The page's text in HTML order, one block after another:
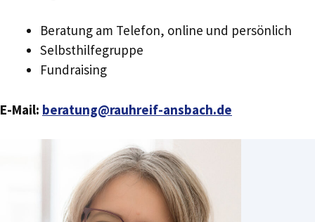
Beratung am Telefon, online und persönlich
Selbsthilfegruppe
Fundraising
E-Mail: beratung@rauhreif-ansbach.de